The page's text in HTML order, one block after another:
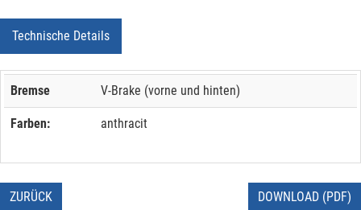
Technische Details
Bremse V-Brake (vorne und hinten)
Farben: anthracit
ZURÜCK DOWNLOAD (PDF)